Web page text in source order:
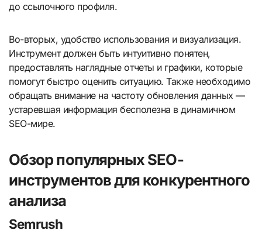
до ссылочного профиля.
Во-вторых, удобство использования и визуализация.
Инструмент должен быть интуитивно понятен,
предоставлять наглядные отчеты и графики, которые
помогут быстро оценить ситуацию. Также необходимо
обращать внимание на частоту обновления данных —
устаревшая информация бесполезна в динамичном
SEO-мире.
Обзор популярных SEO-
инструментов для конкурентного
анализа
Semrush